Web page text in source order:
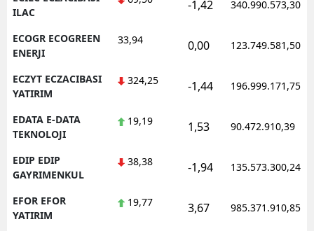
ILAC
-1,42 340.990.573,30
ECOGR ECOGREEN
ENERJI
33,94 0,00 123.749.581,50
ECZYT ECZACIBASI
YATIRIM
324,25 -1,44 196.999.171,75
EDATA E-DATA
TEKNOLOJI
19,19 1,53 90.472.910,39
EDIP EDIP
GAYRIMENKUL
38,38 -1,94 135.573.300,24
EFOR EFOR
YATIRIM
19,77 3,67 985.371.910,85